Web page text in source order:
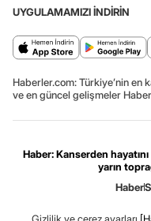
UYGULAMAMIZI İNDİRİN
Haberler.com: Türkiye’nin en
ve en güncel gelişmeler
Haber: Kanserden
yarın
Haber